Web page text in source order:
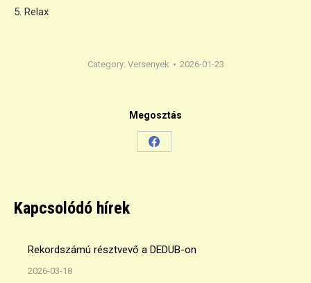
5. Relax
Category: Versenyek 2026-01-23
Megosztás
Share
Kapcsolódó hírek
Rekordszámú résztvevő a DEDUB-on
2026-03-18